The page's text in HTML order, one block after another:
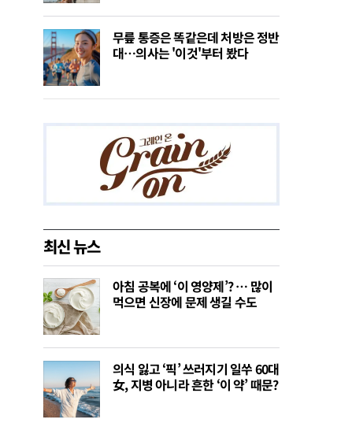
무릎 통증은 똑같은데 처방은 정반
대…의사는 '이것'부터 봤다
최신 뉴스
아침 공복에 ‘이 영양제’? … 많이
먹으면 신장에 문제 생길 수도
의식 잃고 ‘픽’ 쓰러지기 일쑤 60대
女, 지병 아니라 흔한 ‘이 약’ 때문?